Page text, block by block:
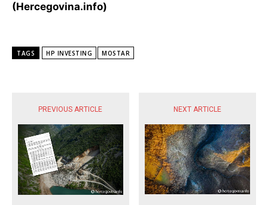
(Hercegovina.info)
TAGS HP INVESTING MOSTAR
PREVIOUS ARTICLE NEXT ARTICLE